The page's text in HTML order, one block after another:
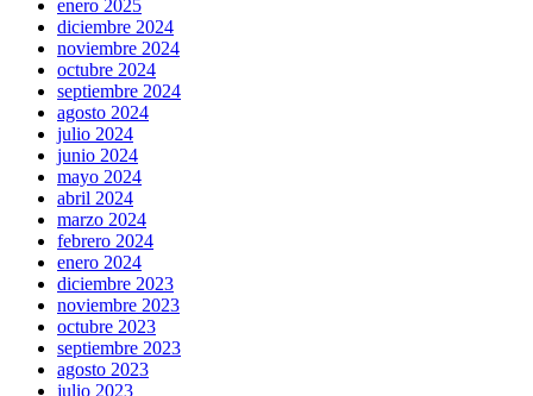
enero 2025
diciembre 2024
noviembre 2024
octubre 2024
septiembre 2024
agosto 2024
julio 2024
junio 2024
mayo 2024
abril 2024
marzo 2024
febrero 2024
enero 2024
diciembre 2023
noviembre 2023
octubre 2023
septiembre 2023
agosto 2023
julio 2023